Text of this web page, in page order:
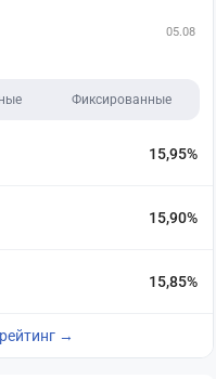
05.08
Фиксированные
15,95%
15,90%
15,85%
→